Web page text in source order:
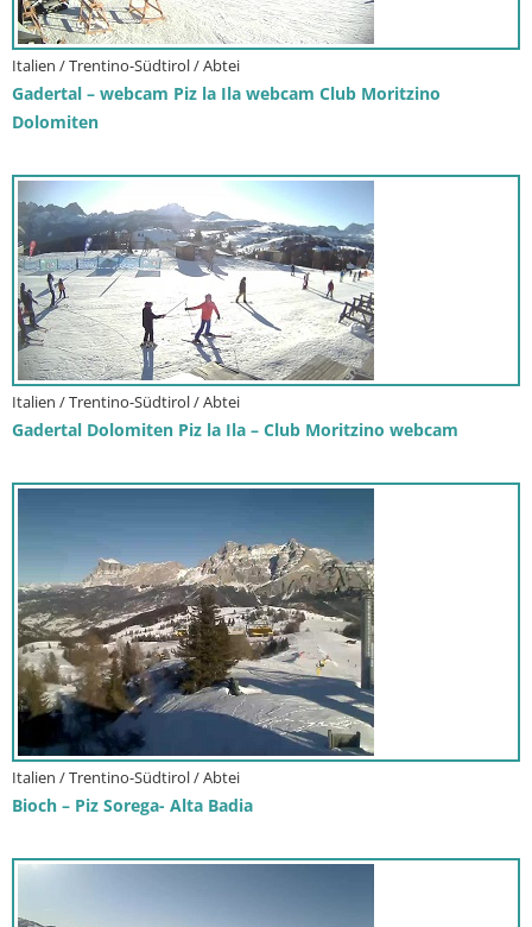
Italien / Trentino-Südtirol / Abtei
Gadertal – webcam Piz la Ila webcam Club Moritzino
Dolomiten
Italien / Trentino-Südtirol / Abtei
Gadertal Dolomiten Piz la Ila – Club Moritzino webcam
Italien / Trentino-Südtirol / Abtei
Bioch – Piz Sorega- Alta Badia